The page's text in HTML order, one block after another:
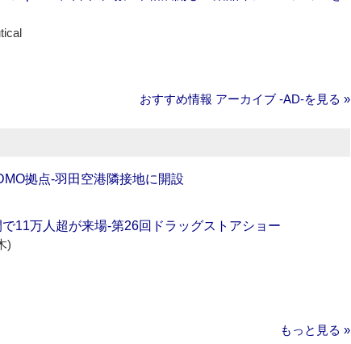
おすすめ情報 アーカイブ ‐AD‐を見る »
拠点‐羽田空港隣接地に開設
で11万人超が来場‐第26回ドラッグストアショー
)
もっと見る »